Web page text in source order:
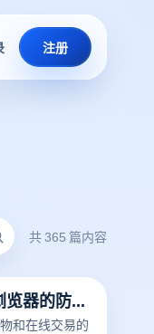
注册
共 365 篇内容
安全使用PayPal，云登浏览器的防关联技术如何保护您
和在线交易的